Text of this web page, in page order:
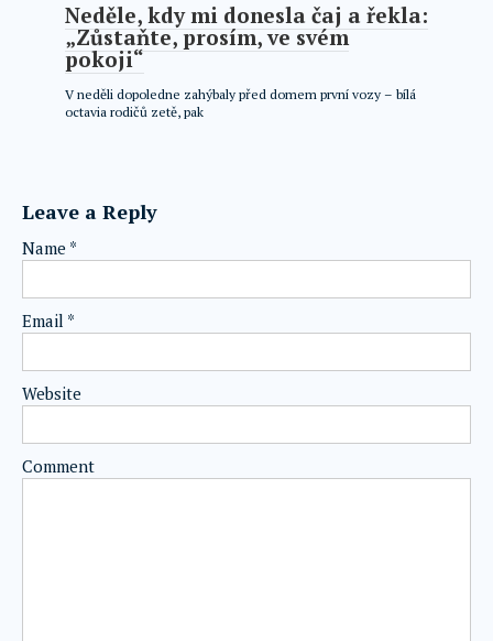
Neděle, kdy mi donesla čaj a řekla:
„Zůstaňte, prosím, ve svém
pokoji“
V neděli dopoledne zahýbaly před domem první vozy – bílá
octavia rodičů zetě, pak
Leave a Reply
Name *
Email *
Website
Comment